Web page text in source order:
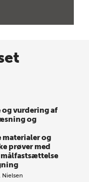
og vurdering af
og
materialer og
prøver med
Nielsen